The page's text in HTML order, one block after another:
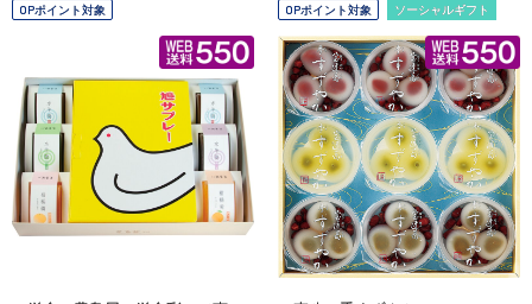
OPポイント対象 OPポイント対象 ソーシャルギフト